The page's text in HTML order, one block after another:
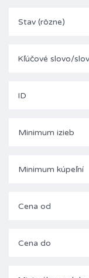
Stav (rôzne)
Minimum izieb
Minimum kúpeľní
Cena od
Cena do